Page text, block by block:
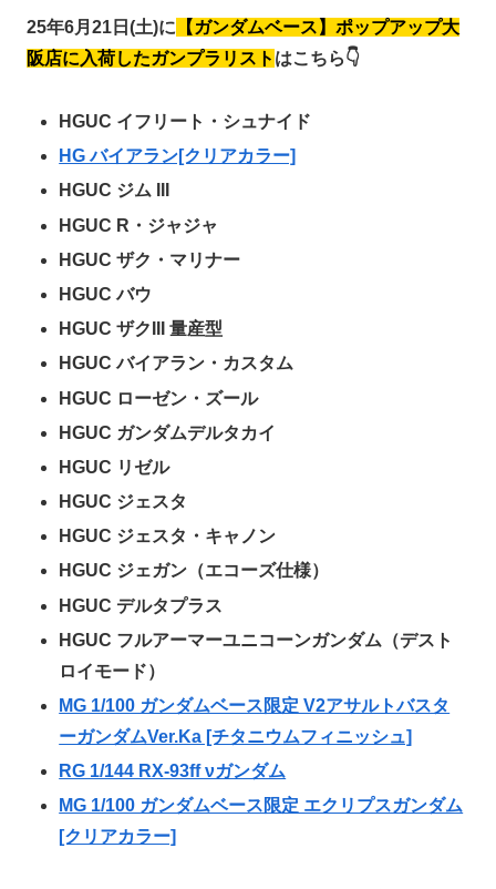
25年6月21日(土)に 【ガンダムベース】ポップアップ大
阪店に入荷したガンプラリスト はこちら👇
HGUC イフリート・シュナイド
HG バイアラン[クリアカラー]
HGUC ジム III
HGUC R・ジャジャ
HGUC ザク・マリナー
HGUC バウ
HGUC ザクIII 量産型
HGUC バイアラン・カスタム
HGUC ローゼン・ズール
HGUC ガンダムデルタカイ
HGUC リゼル
HGUC ジェスタ
HGUC ジェスタ・キャノン
HGUC ジェガン（エコーズ仕様）
HGUC デルタプラス
HGUC フルアーマーユニコーンガンダム（デスト
ロイモード）
MG 1/100 ガンダムベース限定 V2アサルトバスタ
ーガンダムVer.Ka [チタニウムフィニッシュ]
RG 1/144 RX-93ff νガンダム
MG 1/100 ガンダムベース限定 エクリプスガンダム
[クリアカラー]